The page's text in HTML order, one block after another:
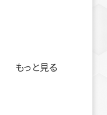
もっと見る